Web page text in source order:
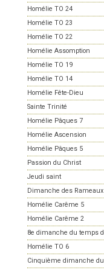
Homélie TO 24
Homélie TO 23
Homélie TO 22
Homélie Assomption
Homélie TO 19
Homélie TO 14
Homélie Fête-Dieu
Sainte Trinité
Homélie Pâques 7
Homélie Ascension
Homélie Pâques 5
Passion du Christ
Jeudi saint
Dimanche des Rameaux
Homélie Carême 5
Homélie Carême 2
8e dimanche du temps
Homélie TO 6
Cinquième dimanche